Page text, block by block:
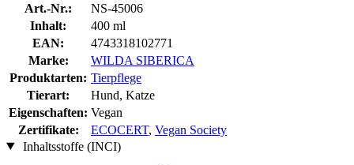
Art.-Nr.:
NS-45006
Inhalt:
400 ml
EAN:
4743318102771
Marke:
WILDA SIBERICA
Produktarten: Tierpflege
Tierart:
Hund, Katze
Eigenschaften: Vegan
Zertifikate:
ECOCERT, Vegan Society
Inhaltsstoffe (INCI)